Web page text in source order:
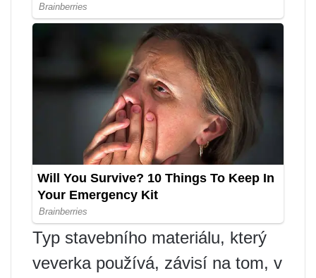
Typ stavebního materiálu, který
veverka používá, závisí na tom, v